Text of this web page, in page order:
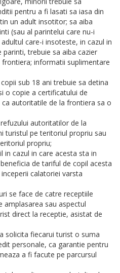
pentru a fi lasati sa iasa din
un adult insotitor; sa aiba
(sau al parintelui care nu-i
care-i insoteste, in cazul in
trebuie sa aiba cazier
informatii suplimentare
sub 18 ani trebuie sa detina
o copie a certificatului de
autoritatile de la frontiera sa o
autoritatilor de la
turistul pe teritoriul propriu sau
propriu;
in cazul in care acesta sta in
de tariful de copil acesta
calatoriei varsta
se face de catre receptiile
amplasarea sau aspectul
direct la receptie, asistat de
solicita fiecarui turist o suma
personale, ca garantie pentru
a fi facute pe parcursul